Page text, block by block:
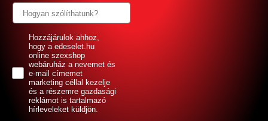
GDPRHozzájárulok ahhoz,
hogy a edeselet.hu
online szexshop
webáruház a nevemet és
e-mail címemet
marketing céllal kezelje
és a részemre gazdasági
reklámot is tartalmazó
hírleveleket küldjön.